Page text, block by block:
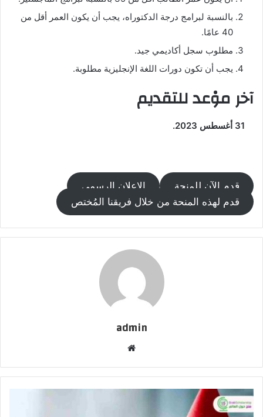
بالنسبة لبرامج درجة الدكتوراه، يجب أن يكون العمر أقل من
40 عامًا.
مطلوب سجل أكاديمي جيد.
يجب أن تكون دورات اللغة الإنجليزية مطلوبة.
آخر موْعد للتقديم
31 أغسطس 2023.
قدم الآن للمنحة
الإعلان الرسمي
قدم لهذه المنحة من خلال فريقنا المُختص
admin